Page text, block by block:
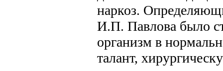
наркоз.
И.П. Павлова было
организм в
талант,